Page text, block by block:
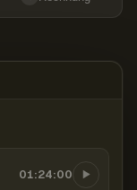
01:24:00